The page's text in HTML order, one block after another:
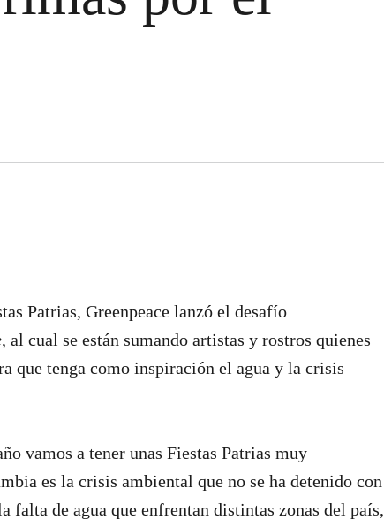
Patrias, Greenpeace lanzó el desafío
, al cual se están sumando artistas y rostros quienes
que tenga como inspiración el agua y la crisis
vamos a tener unas Fiestas Patrias muy
es la crisis ambiental que no se ha detenido con
falta de agua que enfrentan distintas zonas del país,